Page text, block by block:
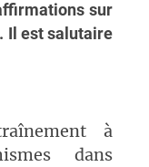
sur
Il est salutaire
à
dans